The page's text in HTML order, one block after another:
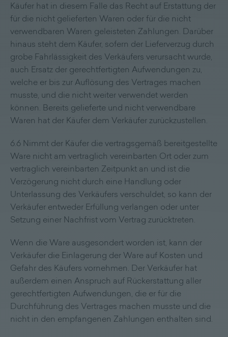
Käufer hat in diesem Falle das Recht auf Erstattung der
für die nicht gelieferten Waren oder für die nicht
verwendbaren Waren geleisteten Zahlungen. Darüber
hinaus steht dem Käufer, sofern der Lieferverzug durch
grobe Fahrlässigkeit des Verkäufers verursacht wurde,
auch Ersatz der gerechtfertigten Aufwendungen zu,
welche er bis zur Auflösung des Vertrages machen
musste, und die nicht weiter verwendet werden
können. Bereits gelieferte und nicht verwendbare
Waren hat der Käufer dem Verkäufer zurückzustellen.
6.6 Nimmt der Käufer die vertragsgemäß bereitgestellte
Ware nicht am vertraglich vereinbarten Ort oder zum
vertraglich vereinbarten Zeitpunkt an und ist die
Verzögerung nicht durch eine Handlung oder
Unterlassung des Verkäufers verschuldet, so kann der
Verkäufer entweder Erfüllung verlangen oder unter
Setzung einer Nachfrist vom Vertrag zurücktreten.
Wenn die Ware ausgesondert worden ist, kann der
Verkäufer die Einlagerung der Ware auf Kosten und
Gefahr des Käufers vornehmen. Der Verkäufer hat
außerdem einen Anspruch auf Rückerstattung aller
gerechtfertigten Aufwendungen, die er für die
Durchführung des Vertrages machen musste und die
nicht in den empfangenen Zahlungen enthalten sind.